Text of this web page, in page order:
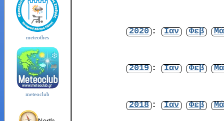
meteothes
meteoclub
2020 : Ιαν Φεβ
2019 : Ιαν Φεβ
2018 : Ιαν Φεβ